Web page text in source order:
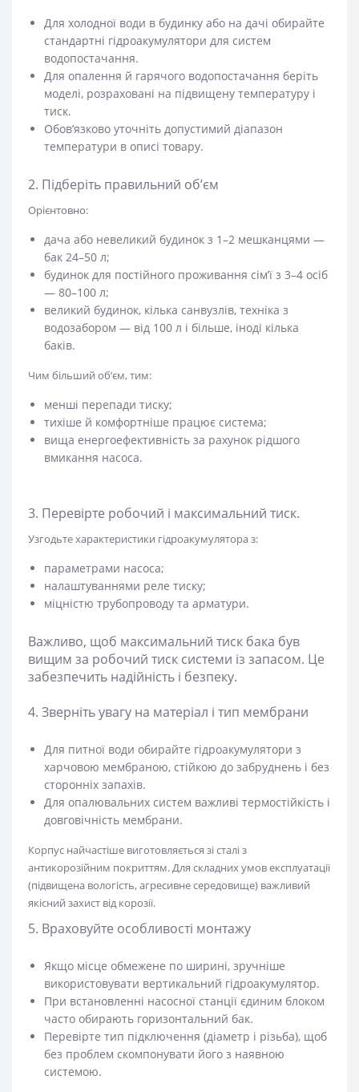
Для холодної води в будинку або на дачі обирайте
стандартні гідроакумулятори для систем
водопостачання.
Для опалення й гарячого водопостачання беріть
моделі, розраховані на підвищену температуру і
тиск.
Обов’язково уточніть допустимий діапазон
температури в описі товару.
2. Підберіть правильний об’єм
Орієнтовно:
дача або невеликий будинок з 1–2 мешканцями —
бак 24–50 л;
будинок для постійного проживання сім’ї з 3–4 осіб
— 80–100 л;
великий будинок, кілька санвузлів, техніка з
водозабором — від 100 л і більше, іноді кілька
баків.
Чим більший об’єм, тим:
менші перепади тиску;
тихіше й комфортніше працює система;
вища енергоефективність за рахунок рідшого
вмикання насоса.
3. Перевірте робочий і максимальний тиск.
Узгодьте характеристики гідроакумулятора з:
параметрами насоса;
налаштуваннями реле тиску;
міцністю трубопроводу та арматури.
Важливо, щоб максимальний тиск бака був
вищим за робочий тиск системи із запасом. Це
забезпечить надійність і безпеку.
4. Зверніть увагу на матеріал і тип мембрани
Для питної води обирайте гідроакумулятори з
харчовою мембраною, стійкою до забруднень і без
сторонніх запахів.
Для опалювальних систем важливі термостійкість і
довговічність мембрани.
Корпус найчастіше виготовляється зі сталі з
антикорозійним покриттям. Для складних умов експлуатації
(підвищена вологість, агресивне середовище) важливий
якісний захист від корозії.
5. Враховуйте особливості монтажу
Якщо місце обмежене по ширині, зручніше
використовувати вертикальний гідроакумулятор.
При встановленні насосної станції єдиним блоком
часто обирають горизонтальний бак.
Перевірте тип підключення (діаметр і різьба), щоб
без проблем скомпонувати його з наявною
системою.